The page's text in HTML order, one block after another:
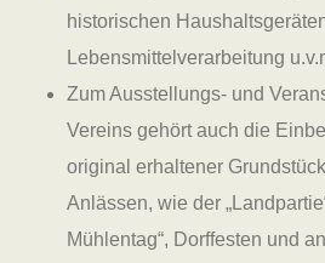
historischen
Lebensmittelverarbeitung
Zum Ausstellungs- und
Vereins gehört auch die
original erhaltener
Anlässen, wie der
Mühlentag“, Dorffesten und